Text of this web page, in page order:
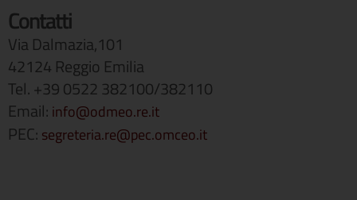
Contatti
Via Dalmazia,101
42124 Reggio Emilia
Tel. +39 0522 382100/382110
Email: info@odmeo.re.it
PEC: segreteria.re@pec.omceo.it